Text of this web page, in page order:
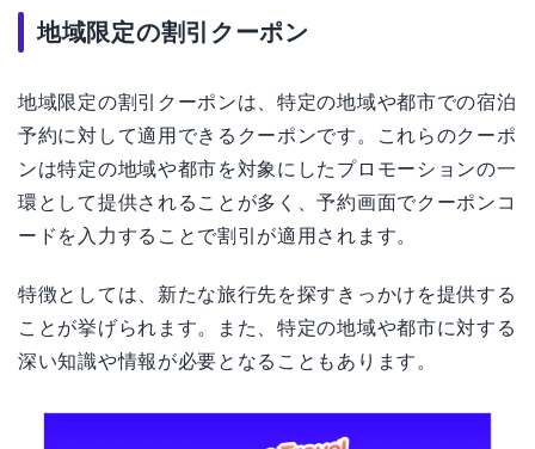
地域限定の割引クーポン
地域限定の割引クーポンは、特定の地域や都市での宿泊
予約に対して適用できるクーポンです。これらのクーポ
ンは特定の地域や都市を対象にしたプロモーションの一
環として提供されることが多く、予約画面でクーポンコ
ードを入力することで割引が適用されます。
特徴としては、新たな旅行先を探すきっかけを提供する
ことが挙げられます。また、特定の地域や都市に対する
深い知識や情報が必要となることもあります。